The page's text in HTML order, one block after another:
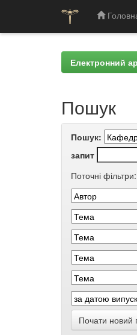
Електронний
Пошук
Пошук:
запит
Поточні фільтри:
Почати новий